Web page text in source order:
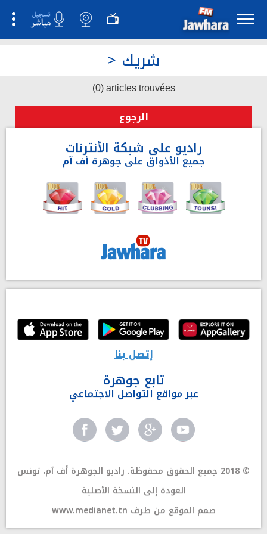
> شريك
(0) articles trouvées
الرجوع
راديو على شبكة الأنترنات
جميع الأذواق على جوهرة أف آم
إتصل بنا
تابع جوهرة
عبر مواقع التواصل الاجتماعي
© 2018 جميع الحقوق محفوظة. راديو الجوهرة أف آم، تونس
العودة إلى النسخة الأصلية
www.medianet.tn صمم الموقع من طرف